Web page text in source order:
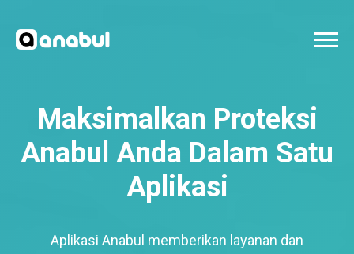
Maksimalkan Proteksi
Anabul Anda Dalam Satu
Aplikasi
Aplikasi Anabul memberikan layanan dan